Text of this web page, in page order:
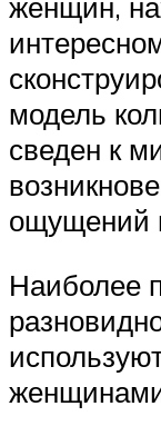
модель
сведен к
ощущений
Наиболее